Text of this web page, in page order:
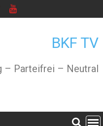
BKF TV
– Parteifrei – Neutral